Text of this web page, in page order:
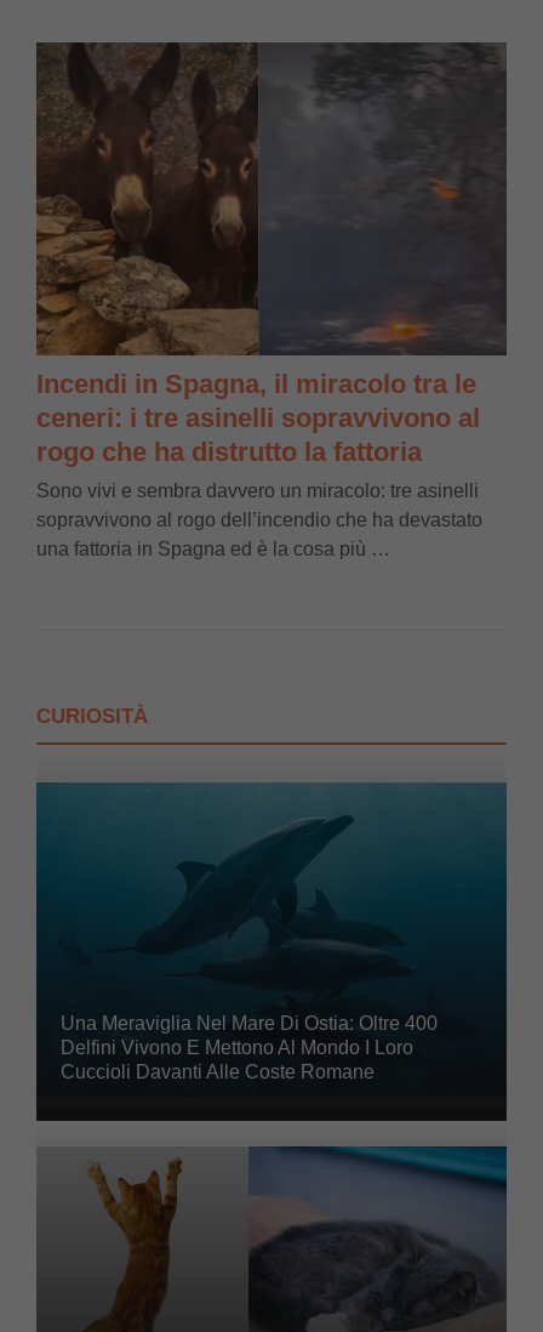
Incendi in Spagna, il miracolo tra le
ceneri: i tre asinelli sopravvivono al
rogo che ha distrutto la fattoria
Sono vivi e sembra davvero un miracolo: tre asinelli
sopravvivono al rogo dell’incendio che ha devastato
una fattoria in Spagna ed è la cosa più …
CURIOSITÀ
Una Meraviglia Nel Mare Di Ostia: Oltre 400
Delfini Vivono E Mettono Al Mondo I Loro
Cuccioli Davanti Alle Coste Romane